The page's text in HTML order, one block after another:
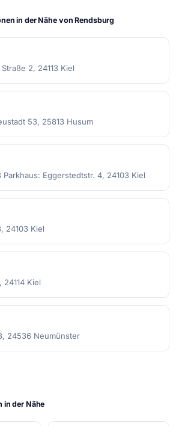
in der Nähe von Rendsburg
2, 24113 Kiel
53, 25813 Husum
Parkhaus: Eggerstedtstr. 4, 24103 Kiel
24103 Kiel
Kiel
24536 Neumünster
in der Nähe